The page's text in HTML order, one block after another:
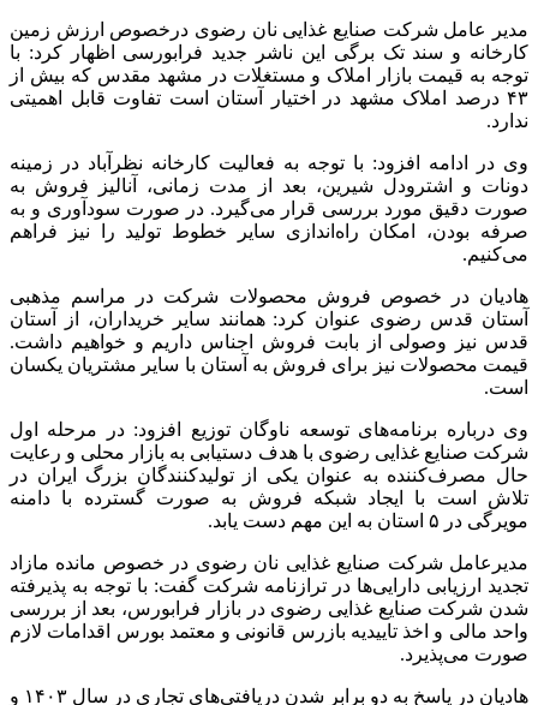
مدیر عامل شرکت صنایع غذایی نان رضوی درخصوص ارزش زمین
کارخانه و سند تک برگی این ناشر جدید فرابورسی اظهار کرد: با
توجه به قیمت بازار املاک و مستغلات در مشهد مقدس که بیش از
۴۳ درصد املاک مشهد در اختیار آستان است تفاوت قابل اهمیتی
ندارد.
وی در ادامه افزود: با توجه به فعالیت کارخانه نظرآباد در زمینه
دونات و اشترودل شیرین، بعد از مدت زمانی، آنالیز فروش به
صورت دقیق مورد بررسی قرار می‌گیرد. در صورت سودآوری و به
صرفه بودن، امکان راه‌اندازی سایر خطوط تولید را نیز فراهم
می‌کنیم.
هادیان در خصوص فروش محصولات شرکت در مراسم مذهبی
آستان قدس رضوی عنوان کرد: همانند سایر خریداران، از آستان
قدس نیز وصولی از بابت فروش اجناس داریم و خواهیم داشت.
قیمت محصولات نیز برای فروش به آستان با سایر مشتریان یکسان
است.
وی درباره برنامه‌های توسعه ناوگان توزیع افزود: در مرحله اول
شرکت صنایع غذایی رضوی با هدف دستیابی به بازار محلی و رعایت
حال مصرف‌کننده به عنوان یکی از تولیدکنندگان بزرگ ایران در
تلاش است با ایجاد شبکه فروش به صورت گسترده با دامنه
مویرگی در ۵ استان به این مهم دست یابد.
مدیرعامل شرکت صنایع غذایی نان رضوی در خصوص مانده مازاد
تجدید ارزیابی دارایی‌ها در ترازنامه شرکت گفت: با توجه به پذیرفته
شدن شرکت صنایع غذایی رضوی در بازار فرابورس، بعد از بررسی
واحد مالی و اخذ تاییدیه بازرس قانونی و معتمد بورس اقدامات لازم
صورت می‌پذیرد.
هادیان در پاسخ به دو برابر شدن دریافتی‌های تجاری در سال ۱۴۰۳ و